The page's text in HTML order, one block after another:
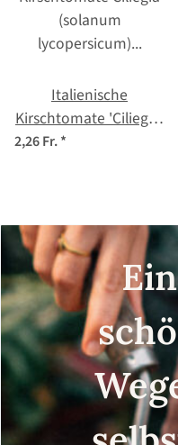
Italienische
Kirschtomate 'Ciliegia'
(solanum
2,26 Fr.*